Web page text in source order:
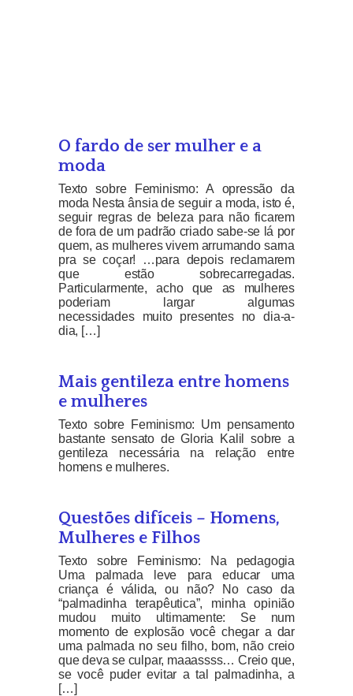
O fardo de ser mulher e a
moda
Texto sobre Feminismo: A opressão da
moda Nesta ânsia de seguir a moda, isto é,
seguir regras de beleza para não ficarem
de fora de um padrão criado sabe-se lá por
quem, as mulheres vivem arrumando sarna
pra se coçar! …para depois reclamarem
que estão sobrecarregadas.
Particularmente, acho que as mulheres
poderiam largar algumas
necessidades muito presentes no dia-a-
dia, […]
Mais gentileza entre homens
e mulheres
Texto sobre Feminismo: Um pensamento
bastante sensato de Gloria Kalil sobre a
gentileza necessária na relação entre
homens e mulheres.
Questões difíceis – Homens,
Mulheres e Filhos
Texto sobre Feminismo: Na pedagogia
Uma palmada leve para educar uma
criança é válida, ou não? No caso da
“palmadinha terapêutica”, minha opinião
mudou muito ultimamente: Se num
momento de explosão você chegar a dar
uma palmada no seu filho, bom, não creio
que deva se culpar, maaassss… Creio que,
se você puder evitar a tal palmadinha, a
[…]